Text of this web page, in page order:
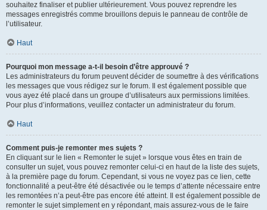
souhaitez finaliser et publier ultérieurement. Vous pouvez reprendre les
messages enregistrés comme brouillons depuis le panneau de contrôle de
l’utilisateur.
Haut
Pourquoi mon message a-t-il besoin d’être approuvé ?
Les administrateurs du forum peuvent décider de soumettre à des vérifications
les messages que vous rédigez sur le forum. Il est également possible que
vous ayez été placé dans un groupe d’utilisateurs aux permissions limitées.
Pour plus d’informations, veuillez contacter un administrateur du forum.
Haut
Comment puis-je remonter mes sujets ?
En cliquant sur le lien « Remonter le sujet » lorsque vous êtes en train de
consulter un sujet, vous pouvez remonter celui-ci en haut de la liste des sujets,
à la première page du forum. Cependant, si vous ne voyez pas ce lien, cette
fonctionnalité a peut-être été désactivée ou le temps d’attente nécessaire entre
les remontées n’a peut-être pas encore été atteint. Il est également possible de
remonter le sujet simplement en y répondant, mais assurez-vous de le faire